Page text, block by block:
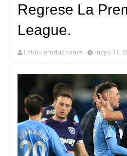
Regrese La
League.
Latina producciones mayo 11,